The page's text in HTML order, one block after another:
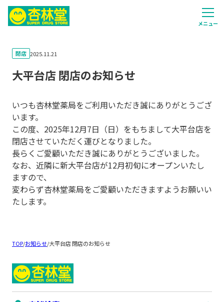
メニュー
閉店 2025.11.21
大平台店 閉店のお知らせ
いつも杏林堂薬局をご利用いただき誠にありがとうござ
います。
この度、2025年12月7日（日）をもちまして大平台店を
閉店させていただく運びとなりました。
長らくご愛顧いただき誠にありがとうございました。
なお、近隣に新大平台店が12月初旬にオープンいたし
ますので、
変わらず杏林堂薬局をご愛顧いただきますようお願いい
たします。
TOP/お知らせ/大平台店 閉店のお知らせ